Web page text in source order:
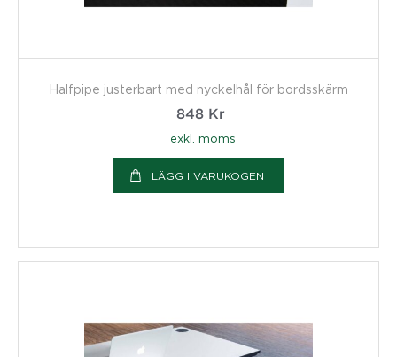
Halfpipe justerbart med nyckelhål för bordsskärm
848 Kr
exkl. moms
LÄGG I VARUKOGEN